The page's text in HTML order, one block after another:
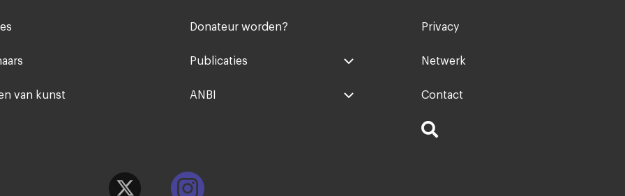
van kunst
Donateur worden?
Publicaties
ANBI
Privacy
Netwerk
Contact